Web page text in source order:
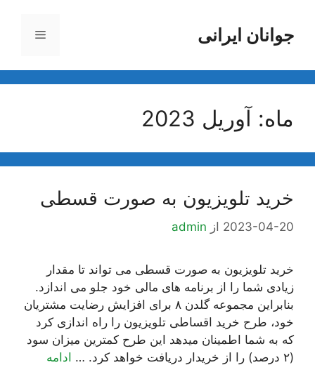
محتواجوانان ایرانی فهرست
ماه: آوریل 2023
خرید تلویزیون به صورت قسطی
2023-04-20 از admin
خرید تلویزیون به صورت قسطی می تواند تا مقدار
زیادی شما را از برنامه های مالی خود جلو می اندازد.
بنابراین مجموعه گلدن ۸ برای افزایش رضایت مشتریان
خود، طرح خرید اقساطی تلویزیون را راه اندازی کرد
که به شما اطمینان میدهد این طرح کمترین میزان سود
(۲ درصد) را از خریدار دریافت خواهد کرد. …
ادامه